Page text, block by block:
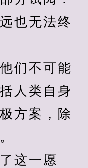
也无法终
们不可能
人类自身
方案，除
这一愿